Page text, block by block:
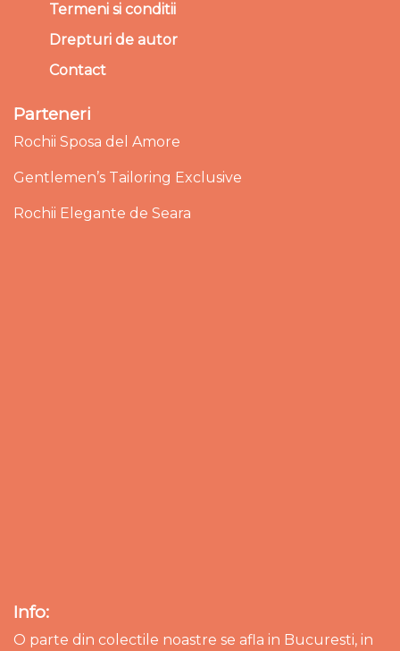
Termeni si conditii
Drepturi de autor
Contact
Parteneri
Rochii Sposa del Amore
Gentlemen’s Tailoring Exclusive
Rochii Elegante de Seara
Info:
O parte din colectile noastre se afla in Bucuresti, in